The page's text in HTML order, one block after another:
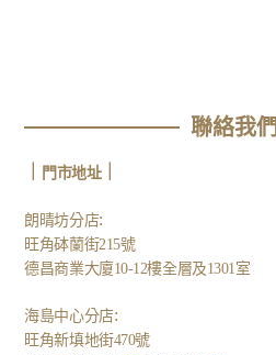
聯絡我們
門市地址｜
朗晴坊分店:
旺角砵蘭街215號
德昌商業大廈10-12樓全層及1301室
海島中心分店:
旺角新填地街470號